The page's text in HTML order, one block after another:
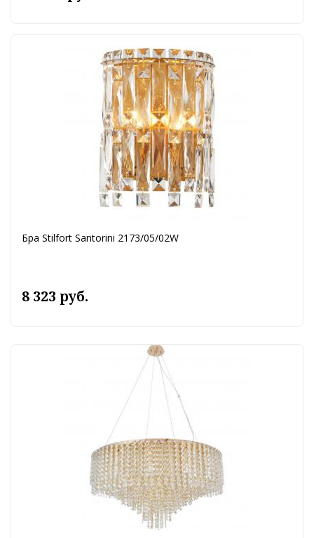
Бра Stilfort Santorini 2173/05/02W
8 323 руб.